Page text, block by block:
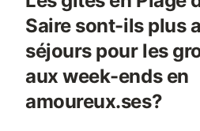
Saire sont-ils plus
séjours pour les
aux week-ends en
amoureux.ses?